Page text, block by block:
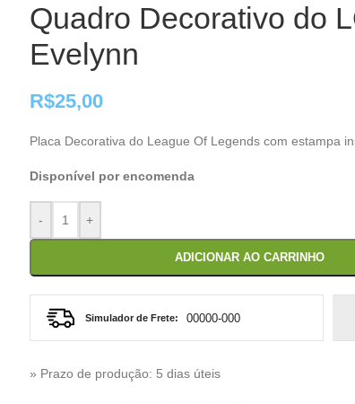
Quadro Decorativo do
Evelynn
R$25,00
Placa Decorativa do League Of Legends com estampa
Disponível por encomenda
- +
ADICIONAR AO CARRINHO
Simulador de Frete:
» Prazo de produção: 5 dias úteis